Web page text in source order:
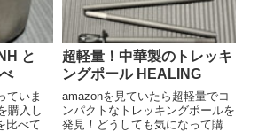
と
ていま
購入し
べてみ
超軽量！中華製のトレッキ
ングポール HEALING
amazonを見ていたら超軽量でコ
ンパクトなトレッキングポールを
発見！どうしても気になって購入